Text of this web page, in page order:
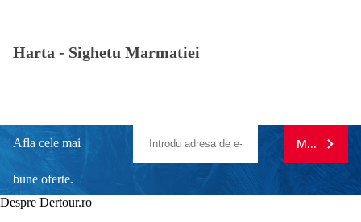
Harta - Sighetu Marmatiei
Afla cele mai
bune oferte.
MA
Despre Dertour.ro